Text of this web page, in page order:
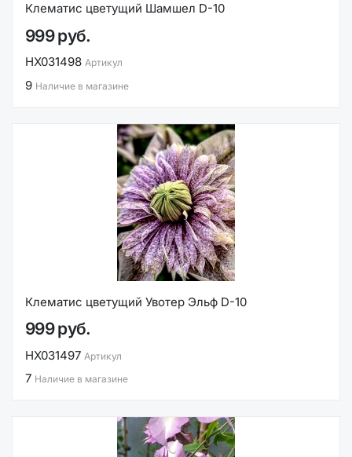
Клематис цветущий Шамшел D-10
999 руб.
НХ031498 Артикул
9 Наличие в магазине
Клематис цветущий Увотер Эльф D-10
999 руб.
НХ031497 Артикул
7 Наличие в магазине